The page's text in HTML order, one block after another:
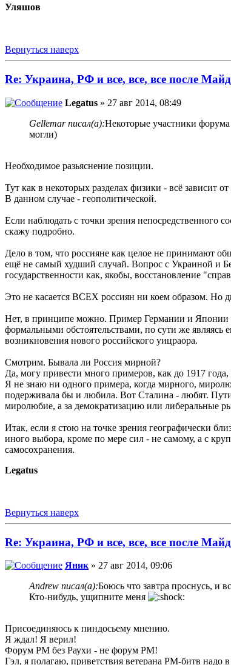
Уляшов
Вернуться наверх
Re: Украина, РФ и все, все, все после
Legatus » 27 авг 2014, 08:49
Gellemar писал(а):Некоторые участники
могли)
Необходимое разьяснение позиции.
Тут как в некоторых разделах физики - всё зависит
В данном случае - геополитической.
Если наблюдать с точки зрения непосредственного
скажу подробно.
Дело в том, что россияне как целое не принимают
ещё не самый худший случай. Вопрос с Украиной и
государственности как, якобы, восстановление
Это не касается ВСЕХ россиян ни коем образом. Но
Нет, в принципе можно. Пример Германии и Японии
формальными обстоятельствами, по сути же
возникновения нового российского уицраора.
Смотрим. Бывала ли Россия мирной?
Да, могу привести много примеров, как до 1917 года,
Я не знаю ни одного примера, когда мирного,
подерживала бы и любила. Вот Сталина - любят.
миролюбие, а за демократизацию или либеральные
Итак, если я стою на точке зрения географически
иного выбора, кроме по мере сил - не самому, а с
самосохранения.
Legatus
Вернуться наверх
Re: Украина, РФ и все, все, все после
Яник » 27 авг 2014, 09:06
Andrew писал(а):Боюсь что завтра проснусь, и
Кто-нибудь, ущипните меня
Присоединяюсь к пиндосьему мнению.
Я ждал! Я верил!
Форум РМ без Раухи - не форум РМ!
Гэл, я полагаю, приветствия ветерана РМ-битв надо в